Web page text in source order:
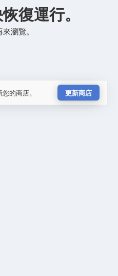
復運行。
瀏覽。
的商店。 更新商店